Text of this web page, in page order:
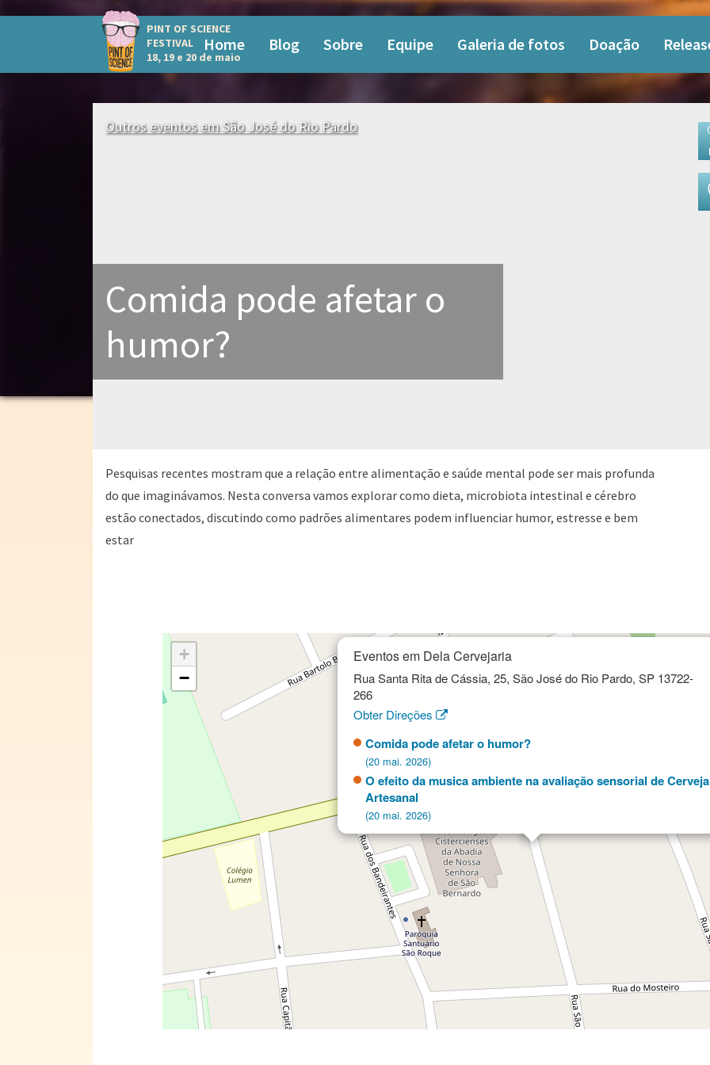
PINT OF SCIENCE
FESTIVAL
18, 19 e 20 de maio
Home Blog Sobre Equipe Galeria de fotos Doação
Outros eventos em São José do Rio Pardo
Comida pode afetar o
humor?
Pesquisas recentes mostram que a relação entre alimentação e saúde mental pode ser mais profunda
do que imaginávamos. Nesta conversa vamos explorar como dieta, microbiota intestinal e cérebro
estão conectados, discutindo como padrões alimentares podem influenciar humor, estresse e bem
estar
Eventos em Dela Cervejaria
Rua Santa Rita de Cássia, 25, São José do Rio Pardo, SP 13722-
266
Obter Direções
Comida pode afetar o humor?
(20 mai. 2026)
O efeito da musica ambiente na avaliação sensorial de Cerveja
Artesanal
(20 mai. 2026)
+
−